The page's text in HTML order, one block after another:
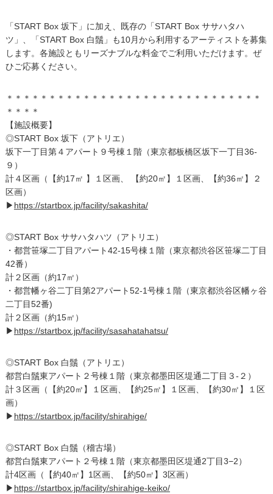
「START Box 坂下」に加え、既存の「START Box ササハタハ
ツ」、「START Box 白鬚」も10月から利用するアーティストを募集
します。各施設ともリーズナブルな料金でご利用いただけます。ぜ
ひご応募ください。
＊＊＊＊＊＊＊＊＊＊＊＊＊＊＊＊＊＊＊＊＊＊＊＊＊＊＊＊＊＊
＊＊＊＊
【施設概要】
◎START Box 坂下（アトリエ）
坂下一丁目第４アパート９号棟１階（東京都板橋区坂下一丁目36-
９）
計４区画（【約17㎡ 】１区画、 【約20㎡】１区画、【約36㎡】２
区画）
▶ https://startbox.jp/facility/sakashita/
◎START Box ササハタハツ（アトリエ）
・都営笹塚二丁目アパート42-15号棟１階（東京都渋谷区笹塚二丁目
42番）
計２区画（約17㎡）
・都営幡ヶ谷二丁目第2アパート52-1号棟１階（東京都渋谷区幡ヶ谷
二丁目52番)
計２区画（約15㎡）
▶ https://startbox.jp/facility/sasahatahatsu/
◎START Box 白鬚（アトリエ）
都営白鬚東アパート２号棟１階（東京都墨田区堤通二丁目３-２）
計３区画（【約20㎡】１区画、【約25㎡】１区画、【約30㎡】１区
画）
▶ https://startbox.jp/facility/shirahige/
◎START Box 白鬚（稽古場）
都営白鬚東アパート２号棟１階（東京都墨田区堤通2丁目3−2）
計4区画（【約40㎡】1区画、【約50㎡】3区画）
▶ https://startbox.jp/facility/shirahige-keiko/